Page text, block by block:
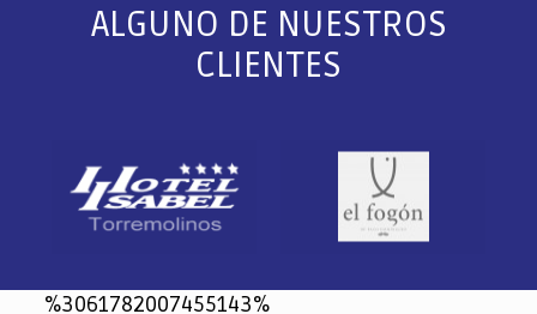
ALGUNO DE NUESTROS
CLIENTES
%3061782007455143%